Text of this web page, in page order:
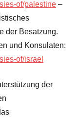
of/palestine –
der Besatzung.
und Konsulaten:
of/israel
der